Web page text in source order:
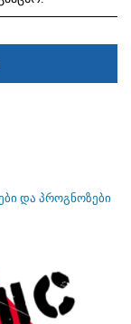
და პროგნოზები